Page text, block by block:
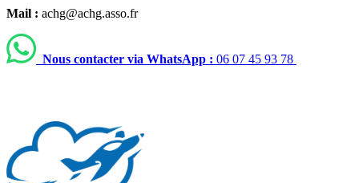
Mail : achg@achg.asso.fr
Nous contacter via WhatsApp : 06 07 45 93 78